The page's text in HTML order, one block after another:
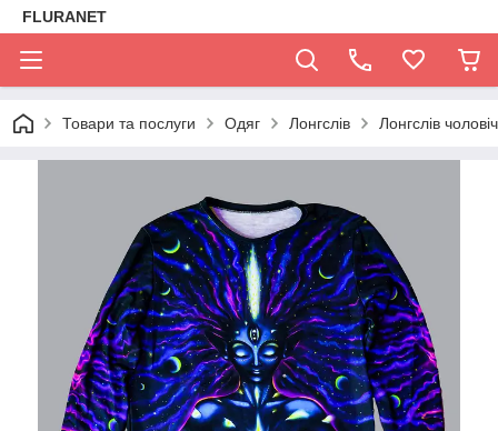
FLURANET
Товари та послуги Одяг Лонгслів Лонгслів